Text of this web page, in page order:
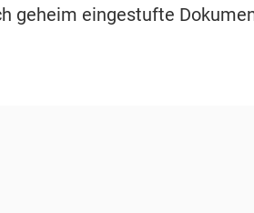
geheim eingestufte